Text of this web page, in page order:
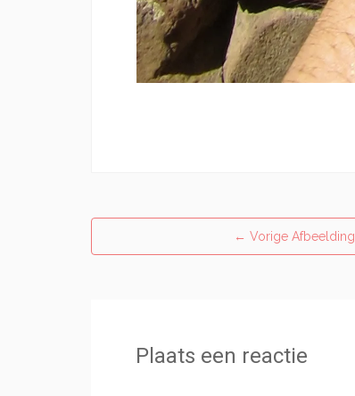
← Vorige Afbeelding
Plaats een reactie